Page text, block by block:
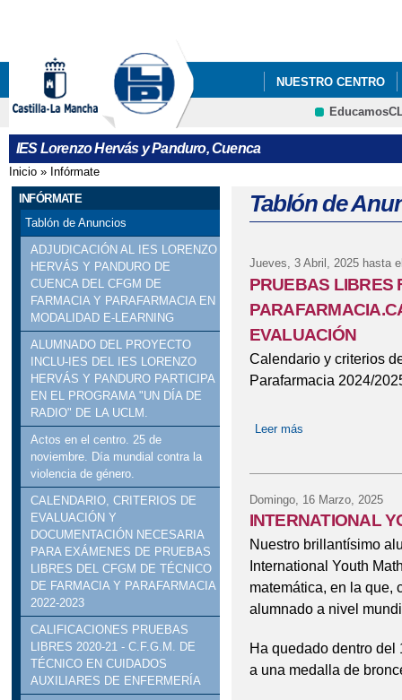
NUESTRO CENTRO
FORMACIÓN
IES Lorenzo Hervás y Panduro, Cuenca
Se encuentra usted aquí
Inicio » Infórmate
INFÓRMATE
Tablón de Anuncios
ADJUDICACIÓN AL IES LORENZO
HERVÁS Y PANDURO DE
CUENCA DEL CFGM DE
FARMACIA Y PARAFARMACIA EN
MODALIDAD E-LEARNING
ALUMNADO DEL PROYECTO
INCLU-IES DEL IES LORENZO
HERVÁS Y PANDURO PARTICIPA
EN EL PROGRAMA "UN DÍA DE
RADIO" DE LA UCLM.
Actos en el centro. 25 de
noviembre. Día mundial contra la
violencia de género.
CALENDARIO, CRITERIOS DE
EVALUACIÓN Y
DOCUMENTACIÓN NECESARIA
PARA EXÁMENES DE PRUEBAS
LIBRES DEL CFGM DE TÉCNICO
DE FARMACIA Y PARAFARMACIA
2022-2023
CALIFICACIONES PRUEBAS
LIBRES 2020-21 - C.F.G.M. DE
TÉCNICO EN CUIDADOS
AUXILIARES DE ENFERMERÍA
Tablón de
Jueves, 3 Abril, 2025hasta
PRUEBAS LIBRES
EVALUACIÓN
Calendario y criterios
Parafarmacia 2024/
Leer más
Domingo, 16 Marzo, 2025
INTERNATIONAL
Nuestro brillantísimo
International Youth
matemática, en la que,
alumnado a nivel
Ha quedado dentro del
a una medalla de